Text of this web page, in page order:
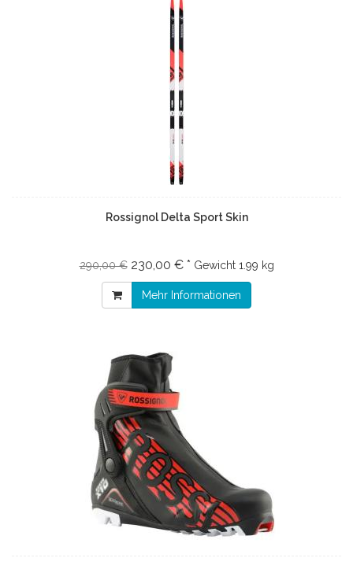
Rossignol Delta Sport Skin
290,00 € 230,00 € * Gewicht 1.99 kg
Mehr Informationen